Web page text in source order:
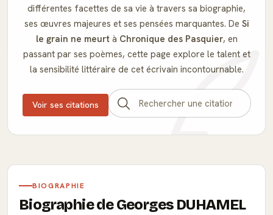
différentes facettes de sa vie à travers sa biographie,
ses œuvres majeures et ses pensées marquantes. De Si
le grain ne meurt à Chronique des Pasquier, en
passant par ses poèmes, cette page explore le talent et
la sensibilité littéraire de cet écrivain incontournable.
Voir ses citations
BIOGRAPHIE
Biographie de Georges DUHAMEL